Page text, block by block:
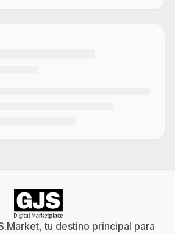
tu destino principal para